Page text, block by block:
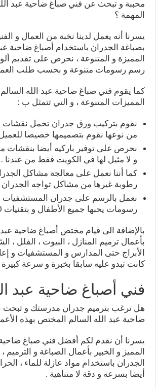
محببة و تبحث عن فني صباغ ضاحية عبد
المهمة ؟
يسرنا أنه يعمل لدينا نخبة من العمال و
بصباغة الجدران باستخدام أصباغ ضاحية
المميزة و المتنوعة ، نحرص على تقديم
رسم رسومات متنوعة و بحسب طلب
كما يقوم فني صباغ ضاحية عبد الله السالم
المميزات المتنوعة ، و التي تتمثل ب :
نقوم بتركيب ورق جدران تحمل نقشات
من نوعها نقوم بتصميمها خصيصا
نحرص على توفير باركيه أيضا بنقشات
و لا مثيل لها في الكويت فقط من عندنا .
كما أننا نعمل على معالجة مشاكل
رطوبة غيرها من مشاكل تواجه
نعمل بالرسم على جدران المستشفيات
رسومات يحبها جميع الأطفال و بتقنيات 3D أيضا .
بالإضافة الى قيام مختص أصباغ ضاحية عبد
بأعمال ترميم المنازل ، البيوت ، الفلل ،
الأبراج حتى المدارس و المستشفيات و
كانت تبدو عليه سابقا بخبرة و سرعة كبيرة
فني أصباغ ضاحية عبد
هل ترغب بترميم جدران مدرستك و تبحث
ضاحية عبد الله السالم المختص بهذه
يسرنا أن نقدم لكم أفضل فني صباغ ضاحية
المميز و الخبير بأعمال الصباغة و الترميم
الجدران باستخدام مواد عازلة للماء ،
أيضا بسرعة و دقة لا متناهية .